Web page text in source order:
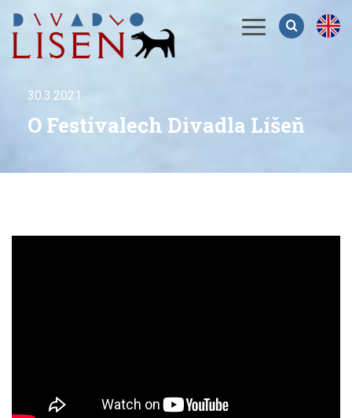
Menu
30.3.2021
O Festivalech Divadla Líšeň